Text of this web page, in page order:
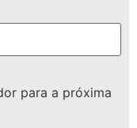
para a próxima